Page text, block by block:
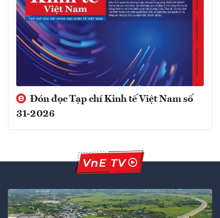
Đón đọc Tạp chí Kinh tế Việt Nam số
31-2026